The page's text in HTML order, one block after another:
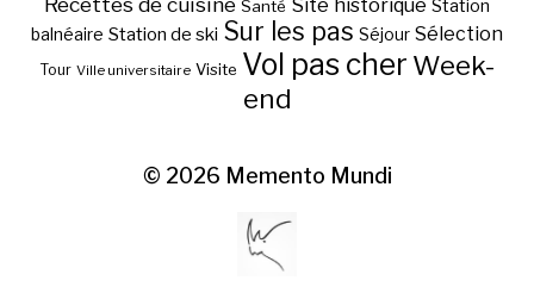
Santé
Station
balnéaire Station de ski Sur les pas Séjour Sélection
Tour Ville universitaire Visite Vol pas cher Week-
end
© 2026 Memento Mundi